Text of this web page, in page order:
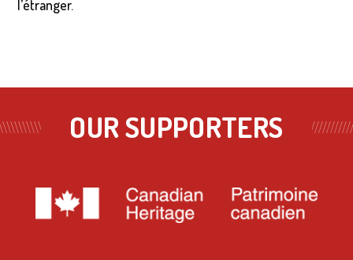
l’étranger.
OUR SUPPORTERS